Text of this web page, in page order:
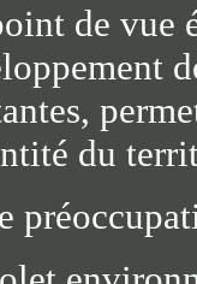
de vue
du